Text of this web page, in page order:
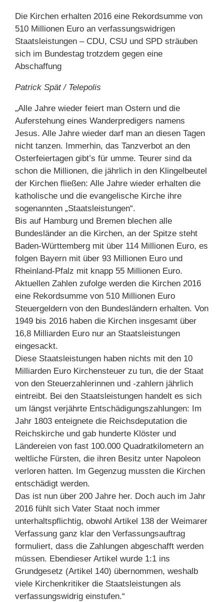
Die Kirchen erhalten 2016 eine Rekordsumme von
510 Millionen Euro an verfassungswidrigen
Staatsleistungen – CDU, CSU und SPD sträuben
sich im Bundestag trotzdem gegen eine
Abschaffung
Patrick Spät / Telepolis
„Alle Jahre wieder feiert man Ostern und die
Auferstehung eines Wanderpredigers namens
Jesus. Alle Jahre wieder darf man an diesen Tagen
nicht tanzen. Immerhin, das Tanzverbot an den
Osterfeiertagen gibt’s für umme. Teurer sind da
schon die Millionen, die jährlich in den Klingelbeutel
der Kirchen fließen: Alle Jahre wieder erhalten die
katholische und die evangelische Kirche ihre
sogenannten „Staatsleistungen“.
Bis auf Hamburg und Bremen blechen alle
Bundesländer an die Kirchen, an der Spitze steht
Baden-Württemberg mit über 114 Millionen Euro, es
folgen Bayern mit über 93 Millionen Euro und
Rheinland-Pfalz mit knapp 55 Millionen Euro.
Aktuellen Zahlen zufolge werden die Kirchen 2016
eine Rekordsumme von 510 Millionen Euro
Steuergeldern von den Bundesländern erhalten. Von
1949 bis 2016 haben die Kirchen insgesamt über
16,8 Milliarden Euro nur an Staatsleistungen
eingesackt.
Diese Staatsleistungen haben nichts mit den 10
Milliarden Euro Kirchensteuer zu tun, die der Staat
von den Steuerzahlerinnen und -zahlern jährlich
eintreibt. Bei den Staatsleistungen handelt es sich
um längst verjährte Entschädigungszahlungen: Im
Jahr 1803 enteignete die Reichsdeputation die
Reichskirche und gab hunderte Klöster und
Ländereien von fast 100.000 Quadratkilometern an
weltliche Fürsten, die ihren Besitz unter Napoleon
verloren hatten. Im Gegenzug mussten die Kirchen
entschädigt werden.
Das ist nun über 200 Jahre her. Doch auch im Jahr
2016 fühlt sich Vater Staat noch immer
unterhaltspflichtig, obwohl Artikel 138 der Weimarer
Verfassung ganz klar den Verfassungsauftrag
formuliert, dass die Zahlungen abgeschafft werden
müssen. Ebendieser Artikel wurde 1:1 ins
Grundgesetz (Artikel 140) übernommen, weshalb
viele Kirchenkritiker die Staatsleistungen als
verfassungswidrig einstufen.“